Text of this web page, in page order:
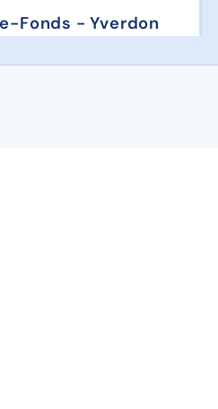
Fonds - Yverdon